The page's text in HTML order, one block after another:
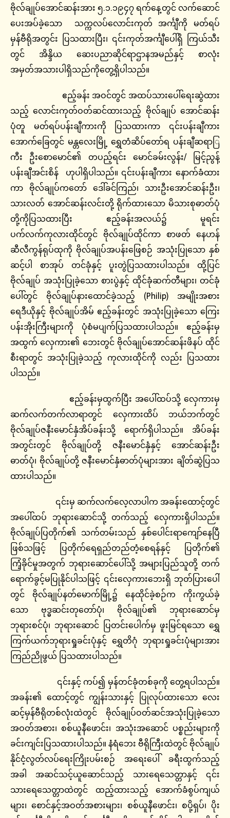
ဗိုလ်ချုပ်အောင်ဆန်းအား ၅.၁.၁၉၄၇ ရက်နေ့တွင် လက်ဆောင်
ပေးအပ်ခဲ့သော သက္ကလပ်လောင်းကုတ် အင်္ကျီကို မတ်ရပ်
မှန်ဗီရိုအတွင်း ပြသထားပြီး၊ ၎င်းကုတ်အင်္ကျီပေါ်ရှိ ကြယ်သီး
တွင် အိန္ဒိယ ဆေးပညာဆိုင်ရာဌာနအမည်နှင့် စာလုံး
အမှတ်အသားပါရှိသည်ကိုတွေ့ရှိပါသည်။
ဧည့်ခန်း အဝင်တွင် အထပ်သားပေါ်ရေးဆွဲထား
သည့် လောင်းကုတ်ဝတ်ဆင်ထားသည့် ဗိုလ်ချုပ် အောင်ဆန်း
ပုံတူ မတ်ရပ်ပန်းချီကားကို ပြသထားကာ ၎င်းပန်းချီကား
အောက်ခြေတွင် မန္တလေးမြို့ ရွှေတံဆိပ်တော်ရ ပန်းချီဆရာြ
ကီး ဦးစောမောင်၏ တပည့်ရင်း မောင်ခမ်းလွန်း/ မြင့်ညွန့်
ပန်းချီအင်းစိန် ဟုပါရှိပါသည်။ ၎င်းပန်းချီကား နောက်ခံထား
ကာ ဗိုလ်ချုပ်ကတော် ဒေါ်ခင်ကြည်၊ သားဦးအောင်ဆန်းဦး၊
သားလတ် အောင်ဆန်းလင်းတို့ ရိုက်ထားသော မိသားစုဓာတ်ပုံ
တို့ကိုပြသထားပြီး ဧည့်ခန်းအလယ်၌ မူရင်း
ပက်လက်ကုလားထိုင်တွင် ဗိုလ်ချုပ်ထိုင်ကာ စာဖတ် နေဟန်
ဆီလီကွန်ရုပ်ထုကို ဗိုလ်ချုပ်အပန်းဖြေစဉ် အသုံးပြုသော နှစ်
ဆင့်ပါ စာအုပ် တင်ခုံနှင့် ပူးတွဲပြသထားပါသည်။ ထို့ပြင်
ဗိုလ်ချုပ် အသုံးပြုခဲ့သော စားပွဲနှင့် ထိုင်ခုံဆက်တီများ၊ တင်ခုံ
ပေါ်တွင် ဗိုလ်ချုပ်နားထောင်ခဲ့သည့် (Philip) အမျိုးအစား
ရေဒီယိုနှင့် ဗိုလ်ချုပ်အိမ် ဧည့်ခန်းတွင် အသုံးပြုခဲ့သော ကြေး
ပန်းအိုးကြီးများကို ပုံစံမပျက်ပြသထားပါသည်။ ဧည့်ခန်းမှ
အထွက် လှေကား၏ ဘေးတွင် ဗိုလ်ချုပ်အောင်ဆန်းဖိနပ် ထိုင်
စီးရာတွင် အသုံးပြုခဲ့သည့် ကုလားထိုင်ကို လည်း ပြသထား
ပါသည်။
ဧည့်ခန်းမှထွက်ပြီး အပေါ်ထပ်သို့ လှေကားမှ
ဆက်လက်တက်လာရာတွင် လှေကားထိပ် ဘယ်ဘက်တွင်
ဗိုလ်ချုပ်ဇနီးမောင်နှံအိပ်ခန်းသို့ ရောက်ရှိပါသည်။ အိပ်ခန်း
အတွင်းတွင် ဗိုလ်ချုပ်တို့ ဇနီးမောင်နှံနှင့် အောင်ဆန်းဦး
ဓာတ်ပုံ၊ ဗိုလ်ချုပ်တို့ ဇနီးမောင်နှံဓာတ်ပုံများအား ချိတ်ဆွဲပြသ
ထားပါသည်။
၎င်းမှ ဆက်လက်လေ့လာပါက အခန်းထောင့်တွင်
အပေါ်ထပ် ဘုရားဆောင်သို့ တက်သည့် လှေကားရှိပါသည်။
ဗိုလ်ချုပ်ပြတိုက်၏ သက်တမ်းသည် နှစ်ပေါင်းရာကျော်နေပြီ
ဖြစ်သဖြင့် ပြတိုက်ရေရှည်တည်တံ့စေရန်နှင့် ပြတိုက်၏
ကြံ့ခိုင်မှုအတွက် ဘုရားဆောင်ပေါ်သို့ အများပြည်သူတို့ တက်
ရောက်ခွင့်မပြုနိုင်ပါသဖြင့် ၎င်းလှေကားဘေးရှိ ဘုတ်ပြားပေါ်
တွင် ဗိုလ်ချုပ်နတ်မောက်မြို့၌ နေထိုင်ခဲ့စဉ်က ကိုးကွယ်ခဲ့
သော ဗုဒ္ဓဆင်းတုတော်ပုံ၊ ဗိုလ်ချုပ်၏ ဘုရားဆောင်မှ
ဘုရားစင်ပုံ၊ ဘုရားဆောင် ပြတင်းပေါက်မှ ဖူးမြင်ရသော ရွှေ
ကြက်ယက်ဘုရားရှုခင်းပုံနှင့် ရွှေတိဂုံ ဘုရားရှုခင်းပုံများအား
ကြည်ညိုဖွယ် ပြသထားပါသည်။
၎င်းနှင့် ကပ်၍ မှန်တင်ခုံတစ်ခုကို တွေ့ရပါသည်။
အခန်း၏ ထောင့်တွင် ကျွန်းသားနှင့် ပြုလုပ်ထားသော လေး
ဆင့်မှန်ဗီရိုတစ်လုံးထဲတွင် ဗိုလ်ချုပ်ဝတ်ဆင်အသုံးပြုခဲ့သော
အဝတ်အစား၊ စစ်ယူနီဖောင်း၊ အသုံးအဆောင် ပစ္စည်းများကို
ခင်းကျင်းပြသထားပါသည်။ နံရံဘေး ဗီရိုကြီးထဲတွင် ဗိုလ်ချုပ်
နိုင်ငံ့လွတ်လပ်ရေးကြိုးပမ်းစဉ် အရေးပေါ် ခရီးထွက်သည့်
အခါ အဆင်သင့်ယူဆောင်သည့် သားရေသေတ္တာနှင့် ၎င်း
သားရေသေတ္တာထဲတွင် ထည့်ထားသည့် အောက်ခံစွပ်ကျယ်
များ၊ စောင်နှင့်အဝတ်အစားများ၊ စစ်ယူနီဖောင်း၊ စပို့ရှပ်၊ ပိုး